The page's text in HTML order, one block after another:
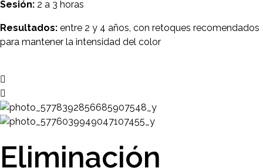
Sesión: 2 a 3 horas
Resultados: entre 2 y 4 años, con retoques recomendados
para mantener la intensidad del color
Eliminación